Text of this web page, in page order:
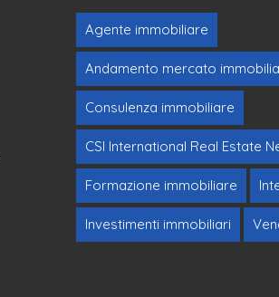
Agente immobiliare
Andamento mercato
Consulenza immobiliare
CSI International Real Estate
Formazione immobiliare
Investimenti immobiliari